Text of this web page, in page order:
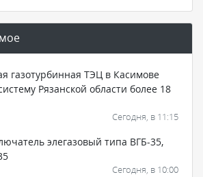
газотурбинная ТЭЦ в Касимове
Рязанской области более 18
Сегодня, в 11:15
элегазовый типа ВГБ-35,
Сегодня, в 10:00